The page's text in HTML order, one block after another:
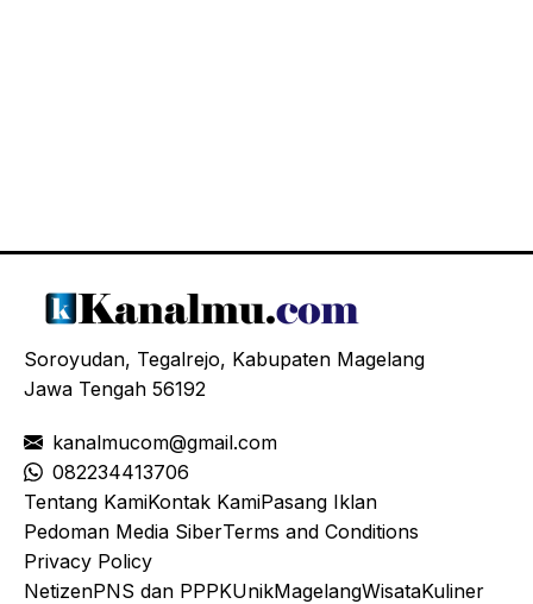
Soroyudan, Tegalrejo, Kabupaten Magelang
Jawa Tengah 56192
kanalmucom@gmail.com
082234413706
Tentang KamiKontak KamiPasang Iklan
Pedoman Media SiberTerms and Conditions
Privacy Policy
NetizenPNS dan PPPKUnikMagelangWisataKuliner